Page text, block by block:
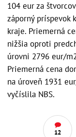
104 eur za
záporný príspevok
kraje. Priemerná
nižšia oproti
úrovni 2796 eur/
Priemerná cena
na úroveň 1931
vyčíslila NBS.
12